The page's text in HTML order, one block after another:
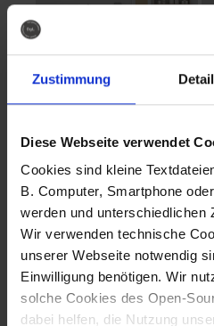
Zustimmung
Diese Webseite verwendet
Cookies sind kleine
B. Computer, Smartphone
werden und unterschiedlichen
Wir verwenden technische
unserer Webseite notwendig
Einwilligung benötigen. Wir
solche Cookies des Open-
dabei helfen, die Nutzung
Fotografo: Lorenz
Sternbach
Download